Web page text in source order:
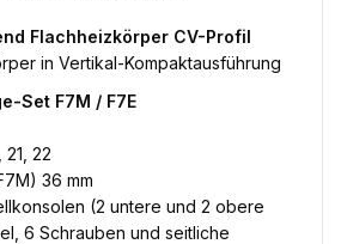
Flachheizkörper CV-Profil
in Vertikal-Kompaktausführung
Set F7M / F7E
22
36 mm
(2 untere und 2 obere
6 Schrauben und seitliche